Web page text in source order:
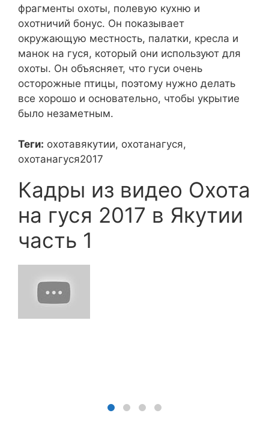
фрагменты охоты, полевую кухню и
охотничий бонус. Он показывает
окружающую местность, палатки, кресла и
манок на гуся, который они используют для
охоты. Он объясняет, что гуси очень
осторожные птицы, поэтому нужно делать
все хорошо и основательно, чтобы укрытие
было незаметным.
Теги: охотавякутии, охотанагуся,
охотанагуся2017
Кадры из видео Охота
на гуся 2017 в Якутии
часть 1